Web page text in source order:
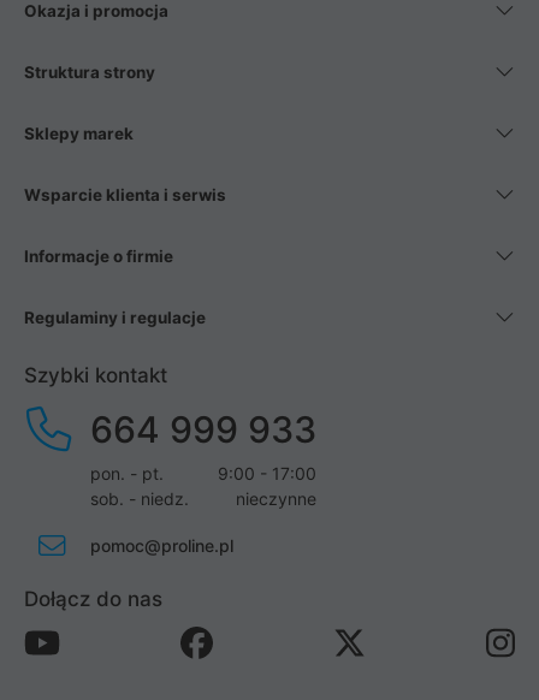
Okazja i promocja
Struktura strony
Sklepy marek
Wsparcie klienta i serwis
Informacje o firmie
Regulaminy i regulacje
Szybki kontakt
664 999 933
pon. - pt.
9:00 - 17:00
sob. - niedz.
nieczynne
pomoc@proline.pl
Dołącz do nas